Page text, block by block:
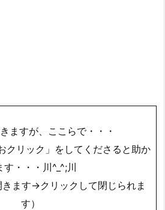
ますが、ここらで・・・
クリック」をしてくださると助か
す・・・川^_^;川
きます→クリックして閉じられま
す）